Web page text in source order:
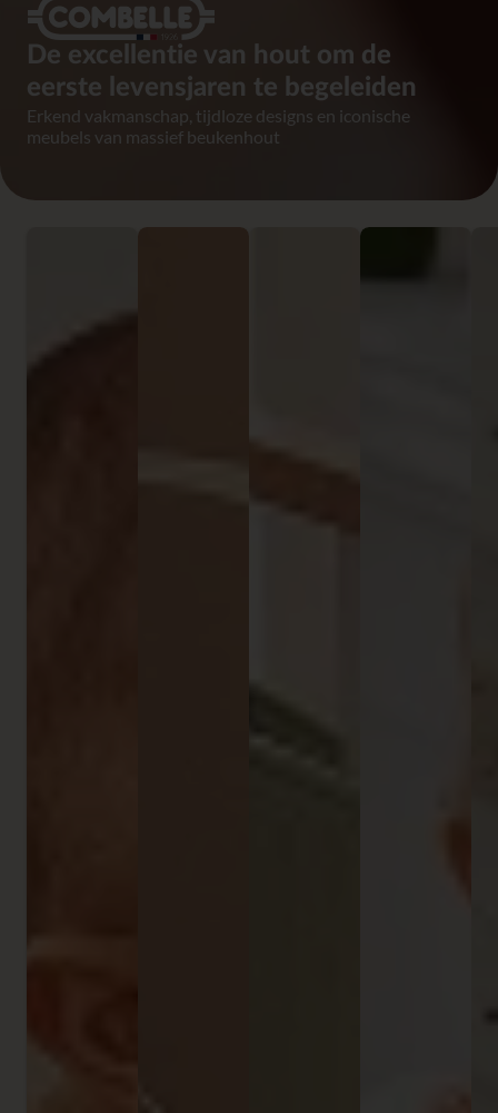
De excellentie van hout om de
eerste levensjaren te begeleiden
Erkend vakmanschap, tijdloze designs en iconische
meubels van massief beukenhout